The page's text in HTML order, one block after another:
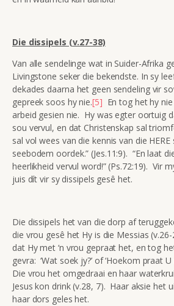
Die dissipels (v.27-38)
Van alle sendelinge wat in Suider-Afrika
Livingstone seker die bekendste. In sy
dekades daarna het geen sendeling vir
gepreek soos hy nie.[5] En tog het hy
arbeid gesien nie. Hy was egter oortuig
sou vervul, en dat Christenskap sal
sal vol wees van die kennis van die
seebodem oordek.” (Jes.11:9). “En laat
heerlikheid vervul word!” (Ps.72:19). Vir
juis dít vir sy dissipels gesê het.
Die dissipels het van die dorp af
die vrou gesê het Hy is die Messias
dat Hy met ‘n vrou gepraat het, en tog
gevra: ‘Wat soek jy?’ of ‘Hoekom praat
Die vrou het omgedraai en haar
Jesus kon drink (v.28, 7). Haar aksie het
haar dors geles het.